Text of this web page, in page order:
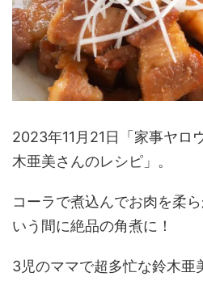
2023年11月21日「家事ヤロ
木亜美さんのレシピ」。
コーラで煮込んでお肉を柔
いう間に絶品の角煮に！
3児のママで超多忙な鈴木亜